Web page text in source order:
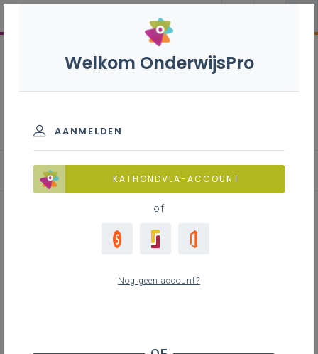
Leerplan
Welkom OnderwijsPro
AANMELDEN
KATHONDVLA-ACCOUNT
of
Nog geen account?